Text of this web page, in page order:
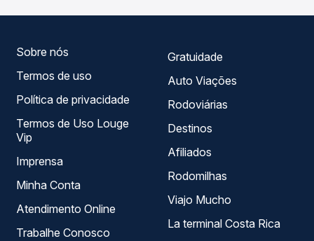
Sobre nós
Termos de uso
Política de privacidade
Termos de Uso Louge
Vip
Imprensa
Minha Conta
Atendimento Online
Trabalhe Conosco
Gratuidade
Auto Viações
Rodoviárias
Destinos
Afiliados
Rodomilhas
Viajo Mucho
La terminal Costa Rica